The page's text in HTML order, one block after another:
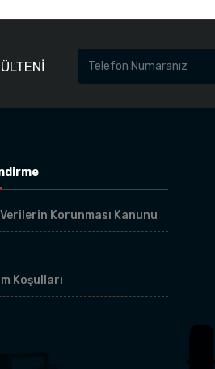
Korunması Kanunu
Koşulları